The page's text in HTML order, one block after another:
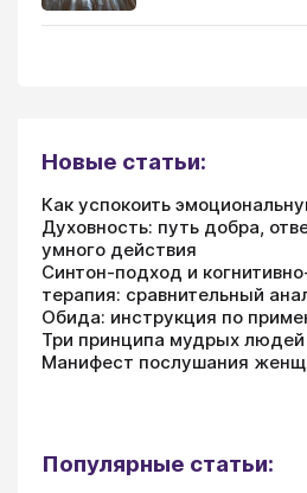
Новые статьи:
Как успокоить
Духовность: путь добра,
умного действия
Синтон-подход и
терапия: сравнительный
Обида: инструкция по
Три принципа мудрых людей
Манифест послушания
Популярные статьи: